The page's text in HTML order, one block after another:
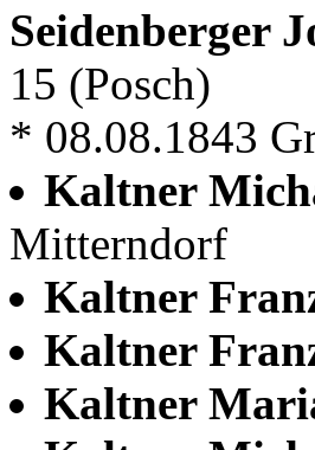
Seidenberger
15 (Posch)
* 08.08.1843
Kaltner
Mitterndorf
Kaltner
Kaltner
Kaltner